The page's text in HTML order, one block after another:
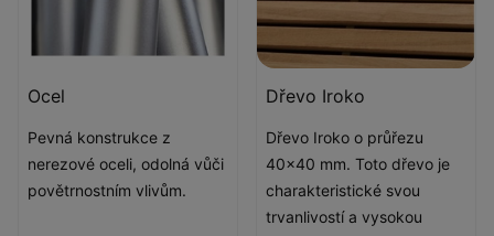
Ocel
Pevná konstrukce z
nerezové oceli, odolná vůči
povětrnostním vlivům.
Dřevo Iroko
Dřevo Iroko o průřezu
40x40 mm. Toto dřevo je
charakteristické svou
trvanlivostí a vysokou